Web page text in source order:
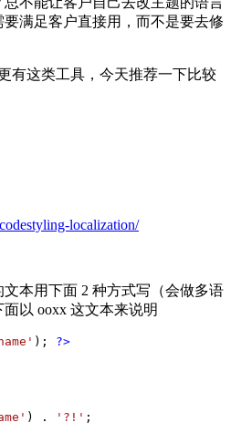
满足客户直接用，而不是要去修
有这类工具，今天推荐一下比较
localization/
本用下面 2 种方式写（会做多语
以 ooxx 这文本来说明
); ?>
) . '?!'